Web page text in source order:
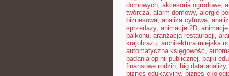
domowych, akcesoria ogrodowe,
twórcza, alarm domowy, alergie
biznesowa, analiza cyfrowa,
sprzedaży, animacje 2D,
balkonu, aranżacja restauracji,
krajobrazu, architektura miejska
automatyczna księgowość,
badania opinii publicznej, bajki
finansowe rodzin, big data analizy,
biznes edukacyjny, biznes